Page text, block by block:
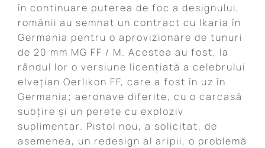
în continuare puterea de foc a designului,
românii au semnat un contract cu Ikaria în
Germania pentru o aprovizionare de tunuri
de 20 mm MG FF / M. Acestea au fost, la
rândul lor o versiune licențiată a celebrului
elvețian Oerlikon FF, care a fost în uz în
Germania; aeronave diferite, cu o carcasă
subțire și un perete cu exploziv
suplimentar. Pistol nou, a solicitat, de
asemenea, un redesign al aripii, o problemă